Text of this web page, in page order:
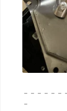
－－－－－－
－